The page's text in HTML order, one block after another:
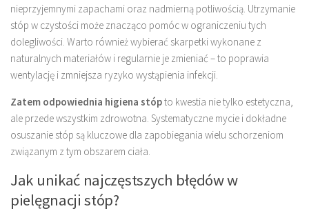
nieprzyjemnymi zapachami oraz nadmierną potliwością. Utrzymanie
stóp w czystości może znacząco pomóc w ograniczeniu tych
dolegliwości. Warto również wybierać skarpetki wykonane z
naturalnych materiałów i regularnie je zmieniać – to poprawia
wentylację i zmniejsza ryzyko wystąpienia infekcji.
Zatem odpowiednia higiena stópto kwestia nie tylko estetyczna,
ale przede wszystkim zdrowotna. Systematyczne mycie i dokładne
osuszanie stóp są kluczowe dla zapobiegania wielu schorzeniom
związanym z tym obszarem ciała.
Jak unikać najczęstszych błędów w
pielęgnacji stóp?